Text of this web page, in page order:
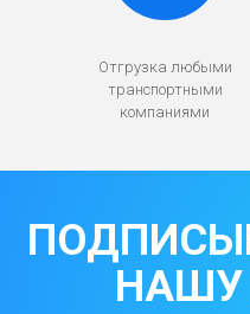
Отгрузка любыми
транспортными
компаниями
НАШУ